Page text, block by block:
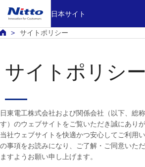
日本サイト
サイトポリシー
サイトポリシー
日東電工株式会社および関係会社（以下、総
す）のウェブサイトをご覧いただき誠にあり
当社ウェブサイトを快適かつ安心してご利用
の事項をお読みになり、ご了解・ご同意いた
ますようお願い申し上げます。